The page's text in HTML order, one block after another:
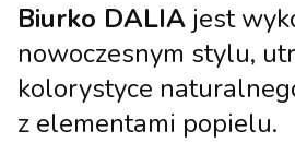
Biurko DALIA jest
nowoczesnym stylu,
kolorystyce
z elementami popielu.